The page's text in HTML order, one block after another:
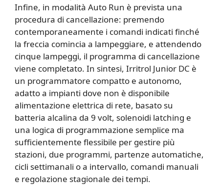
Infine, in modalità Auto Run è prevista una
procedura di cancellazione: premendo
contemporaneamente i comandi indicati finché
la freccia comincia a lampeggiare, e attendendo
cinque lampeggi, il programma di cancellazione
viene completato. In sintesi, Irritrol Junior DC è
un programmatore compatto e autonomo,
adatto a impianti dove non è disponibile
alimentazione elettrica di rete, basato su
batteria alcalina da 9 volt, solenoidi latching e
una logica di programmazione semplice ma
sufficientemente flessibile per gestire più
stazioni, due programmi, partenze automatiche,
cicli settimanali o a intervallo, comandi manuali
e regolazione stagionale dei tempi.